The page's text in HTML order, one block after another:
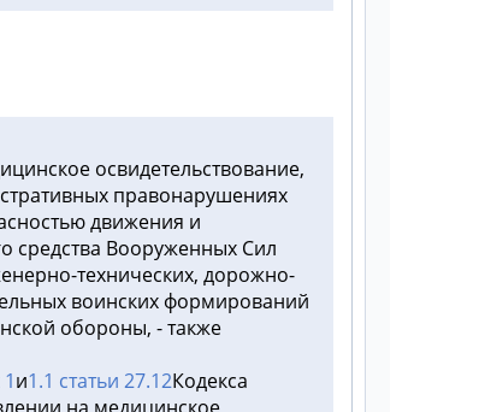
освидетельствование,
правонарушениях
движения и
средства Вооруженных Сил
технических, дорожно-
воинских формирований
обороны, - также
и1.1 статьи 27.12Кодекса